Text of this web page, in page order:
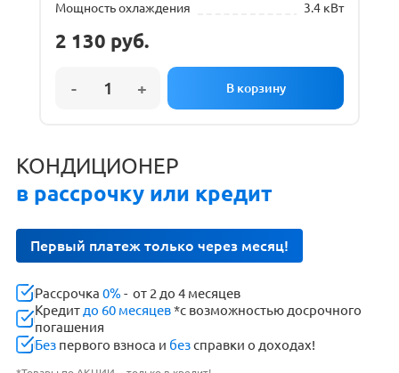
Мощность охлаждения
3.4 кВт
2 130 руб.
КОНДИЦИОНЕР
в рассрочку или кредит
Первый платеж только через месяц!
Рассрочка0% - от 2 до 4 месяцев
Кредитдо 60 месяцев*с возможностью досрочного
погашения
Без первого взноса и безсправки о доходах!